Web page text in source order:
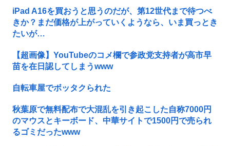
iPad A16を買おうと思うのだが、第12世代まで待つべ
きか？まだ価格が上がっていくようなら、いま買っとき
たいが…
【超画像】YouTubeのコメ欄で参政党支持者が高市早
苗を在日認してしまうwww
自転車屋でボッタクられた
秋葉原で無料配布で大混乱を引き起こした自称7000円
のマウスとキーボード、中華サイトで1500円で売られ
るゴミだったwww